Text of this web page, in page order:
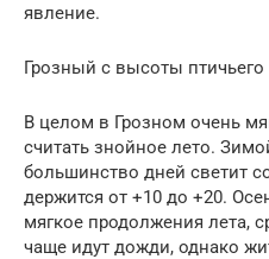
явление.
Грозный с высоты птичьего
В целом в Грозном очень
считать знойное лето.
большинство дней светит
держится от +10 до +20.
мягкое продолжения лета,
чаще идут дожди, однако